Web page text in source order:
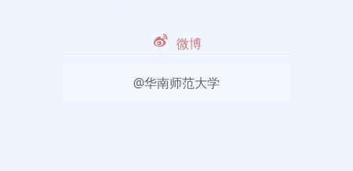
微博
@华南师范大学